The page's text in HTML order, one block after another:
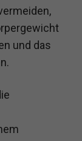
und das